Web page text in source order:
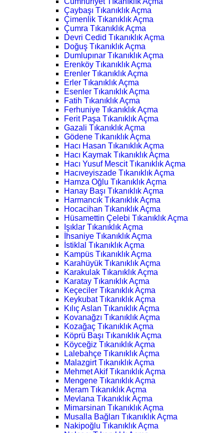
Çaybaşı Tıkanıklık Açma
Çimenlik Tıkanıklık Açma
Çumra Tıkanıklık Açma
Devri Cedid Tıkanıklık Açma
Doğuş Tıkanıklık Açma
Dumlupınar Tıkanıklık Açma
Erenköy Tıkanıklık Açma
Erenler Tıkanıklık Açma
Erler Tıkanıklık Açma
Esenler Tıkanıklık Açma
Fatih Tıkanıklık Açma
Ferhuniye Tıkanıklık Açma
Ferit Paşa Tıkanıklık Açma
Gazali Tıkanıklık Açma
Gödene Tıkanıklık Açma
Hacı Hasan Tıkanıklık Açma
Hacı Kaymak Tıkanıklık Açma
Hacı Yusuf Mescit Tıkanıklık Açma
Hacıveyiszade Tıkanıklık Açma
Hamza Oğlu Tıkanıklık Açma
Hanay Başı Tıkanıklık Açma
Harmancık Tıkanıklık Açma
Hocacihan Tıkanıklık Açma
Hüsamettin Çelebi Tıkanıklık Açma
Işıklar Tıkanıklık Açma
İhsaniye Tıkanıklık Açma
İstiklal Tıkanıklık Açma
Kampüs Tıkanıklık Açma
Karahüyük Tıkanıklık Açma
Karakulak Tıkanıklık Açma
Karatay Tıkanıklık Açma
Keçeciler Tıkanıklık Açma
Keykubat Tıkanıklık Açma
Kılıç Aslan Tıkanıklık Açma
Kovanağzı Tıkanıklık Açma
Kozağaç Tıkanıklık Açma
Köprü Başı Tıkanıklık Açma
Köyceğiz Tıkanıklık Açma
Lalebahçe Tıkanıklık Açma
Malazgirt Tıkanıklık Açma
Mehmet Akif Tıkanıklık Açma
Mengene Tıkanıklık Açma
Meram Tıkanıklık Açma
Mevlana Tıkanıklık Açma
Mimarsinan Tıkanıklık Açma
Musalla Bağları Tıkanıklık Açma
Nakipoğlu Tıkanıklık Açma